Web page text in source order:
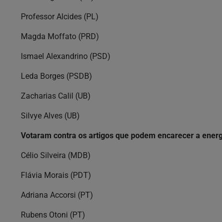
Professor Alcides (PL)
Magda Moffato (PRD)
Ismael Alexandrino (PSD)
Leda Borges (PSDB)
Zacharias Calil (UB)
Silvye Alves (UB)
Votaram contra os artigos que podem encarecer a
Célio Silveira (MDB)
Flávia Morais (PDT)
Adriana Accorsi (PT)
Rubens Otoni (PT)